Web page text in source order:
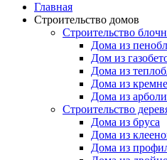
Главная
Строительство домов
Строительство
Дома из
Дом из
Дома из
Дома из
Дома из
Строительство
Дома из бруса
Дома из
Дома из